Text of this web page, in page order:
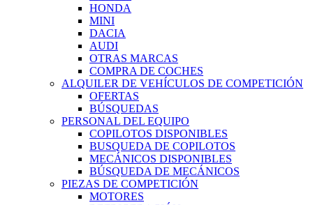
HONDA
MINI
DACIA
AUDI
OTRAS MARCAS
COMPRA DE COCHES
ALQUILER DE VEHÍCULOS DE COMPETICIÓN
OFERTAS
BÚSQUEDAS
PERSONAL DEL EQUIPO
COPILOTOS DISPONIBLES
BUSQUEDA DE COPILOTOS
MECÁNICOS DISPONIBLES
BÚSQUEDA DE MECÁNICOS
PIEZAS DE COMPETICIÓN
MOTORES